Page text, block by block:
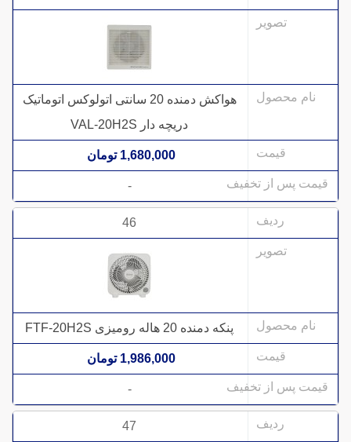
هواکش دمنده 20 سانتی اتولوکس اتوماتیک
دریچه دار VAL-20H2S
1,680,000 تومان
-
46
پنکه دمنده 20 هاله رومیزی FTF-20H2S
1,986,000 تومان
-
47